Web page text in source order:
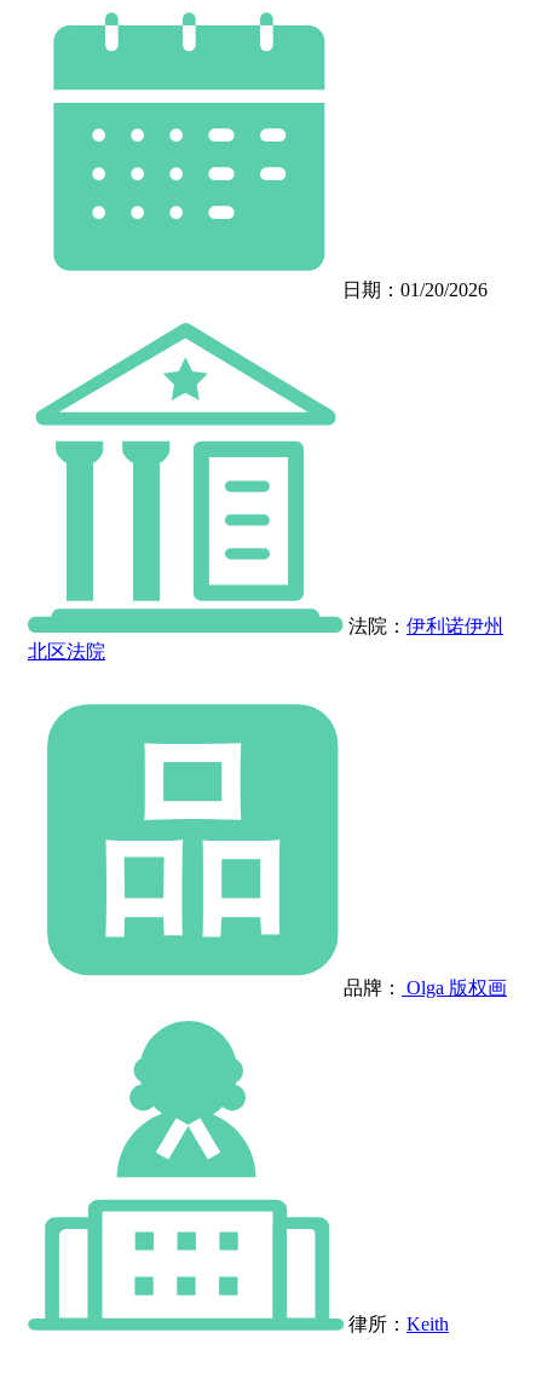
日期：01/20/2026
法院： 伊利诺伊州
北区法院
品牌： Olga 版权画
律所： Keith